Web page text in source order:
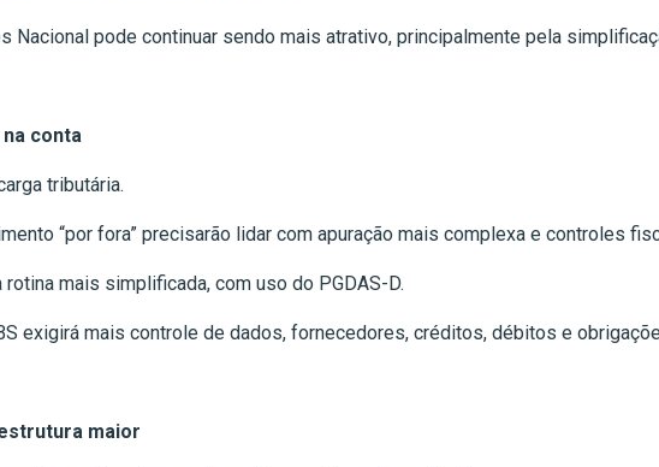
Nacional pode continuar sendo mais atrativo, principalmente pela
conta
tributária.
“por fora” precisarão lidar com apuração mais complexa e controles
mais simplificada, com uso do PGDAS-D.
exigirá mais controle de dados, fornecedores, créditos, débitos e
maior